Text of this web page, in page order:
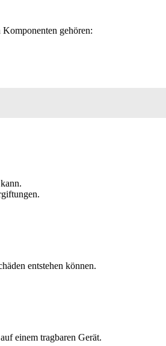
gehören:
entstehen können.
einem tragbaren Gerät.